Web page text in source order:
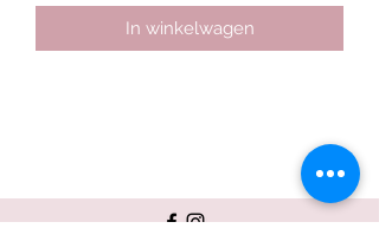
In winkelwagen